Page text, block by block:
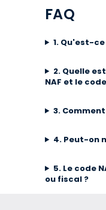
FAQ
1. Qu'est-
2. Quelle
NAF et le code
3.
4. Peut-on
5. Le code
ou fiscal ?